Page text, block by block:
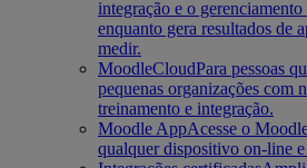
integração e o
enquanto gera resultados de
medir.
MoodleCloudPara pessoas
pequenas organizações com
treinamento e integração.
Moodle AppAcesse o
qualquer dispositivo on-line